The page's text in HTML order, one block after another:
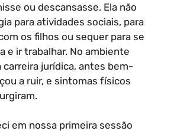
ou descansasse. Ela não
para atividades sociais, para
os filhos ou sequer para se
e ir trabalhar. No ambiente
carreira jurídica, antes bem-
a ruir, e sintomas físicos
em nossa primeira sessão